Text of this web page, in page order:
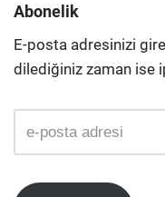
Abonelik
E-posta adresinizi
dilediğiniz zaman ise